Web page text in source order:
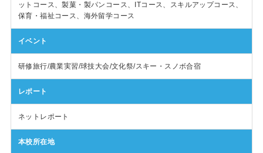
ットコース、製菓・製パンコース、ITコース、スキルアップコース、
保育・福祉コース、海外留学コース
イベント
研修旅行/農業実習/球技大会/文化祭/スキー・スノボ合宿
レポート
ネットレポート
本校所在地